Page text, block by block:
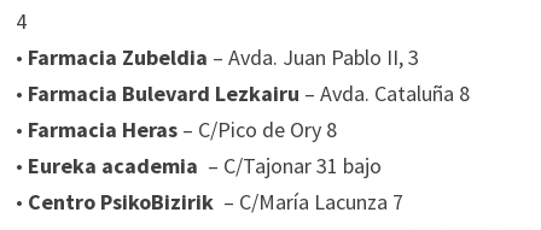
4
• Farmacia Zubeldia – Avda. Juan Pablo II, 3
• Farmacia Bulevard Lezkairu – Avda. Cataluña 8
• Farmacia Heras– C/Pico de Ory 8
• Eureka academia – C/Tajonar 31 bajo
• Centro PsikoBizirik– C/María Lacunza 7